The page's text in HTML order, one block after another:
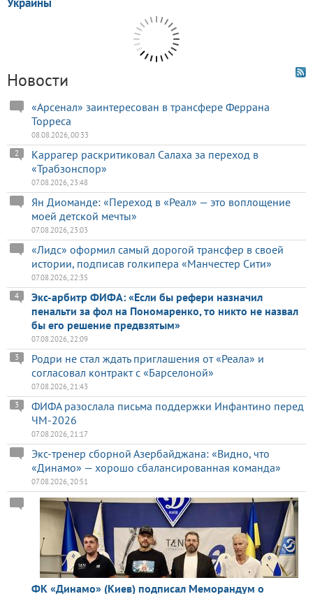
Новости
«Арсенал» заинтересован в трансфере Феррана
Торреса
08.08.2026, 00:33
Каррагер раскритиковал Салаха за переход в
«Трабзонспор»
2
07.08.2026, 23:48
Ян Диоманде: «Переход в «Реал» — это воплощение
моей детской мечты»
07.08.2026, 23:03
«Лидс» оформил самый дорогой трансфер в своей
истории, подписав голкипера «Манчестер Сити»
07.08.2026, 22:35
Экс-арбитр ФИФА: «Если бы рефери назначил
пенальти за фол на Пономаренко, то никто не назвал
бы его решение предвзятым»
4
07.08.2026, 22:09
Родри не стал ждать приглашения от «Реала» и
согласовал контракт с «Барселоной»
3
07.08.2026, 21:43
ФИФА разослала письма поддержки Инфантино перед
ЧМ-2026
3
07.08.2026, 21:17
Экс-тренер сборной Азербайджана: «Видно, что
«Динамо» — хорошо сбалансированная команда»
07.08.2026, 20:51
ФК «Динамо» (Киев) подписал Меморандум о